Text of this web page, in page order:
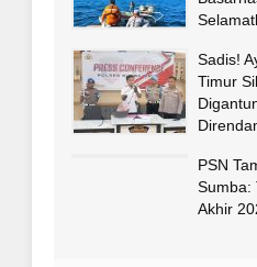
Sadis!
Timur
PSN
Sumba:
Akhir